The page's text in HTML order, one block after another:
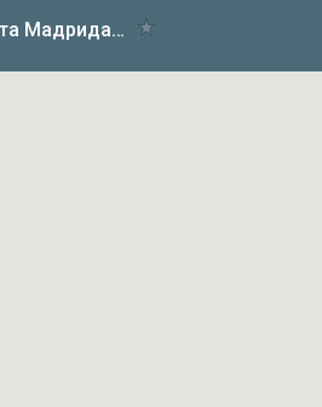
Схема аэропорта Мадрида терминал 4